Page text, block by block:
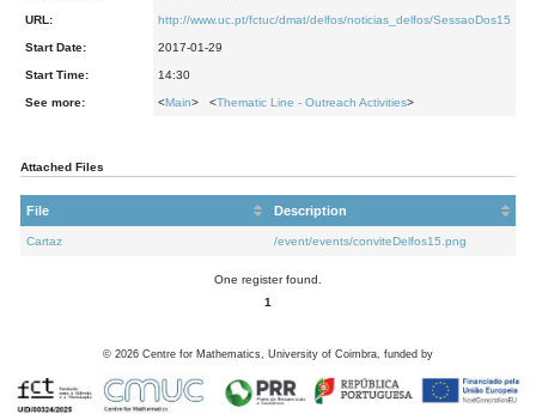
URL: http://www.uc.pt/fctuc/dmat/delfos/noticias_delfos/SessaoDos15
Start Date: 2017-01-29
Start Time: 14:30
See more: <Main> <Thematic Line - Outreach Activities>
Attached Files
File Description
Cartaz /event/events/conviteDelfos15.png
One register found.
1
© 2026 Centre for Mathematics, University of Coimbra, funded by